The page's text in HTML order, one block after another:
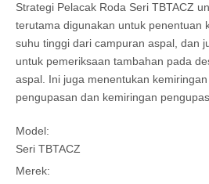
Strategi Pelacak Roda Seri TBTACZ
terutama digunakan untuk penentuan
suhu tinggi dari campuran aspal, dan
untuk pemeriksaan tambahan pada
aspal. Ini juga menentukan
pengupasan dan kemiringan
Model:
Seri TBTACZ
Merek: